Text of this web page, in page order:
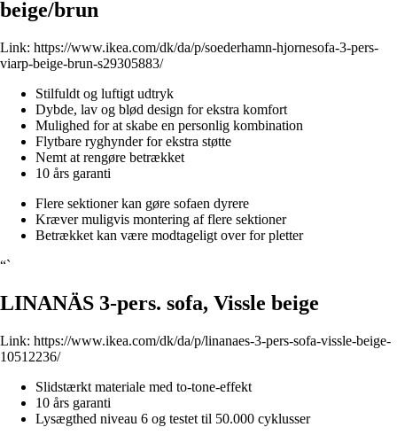
beige/brun
Link: https://www.ikea.com/dk/da/p/soederhamn-hjornesofa-3-pers-
viarp-beige-brun-s29305883/
Stilfuldt og luftigt udtryk
Dybde, lav og blød design for ekstra komfort
Mulighed for at skabe en personlig kombination
Flytbare ryghynder for ekstra støtte
Nemt at rengøre betrækket
10 års garanti
Flere sektioner kan gøre sofaen dyrere
Kræver muligvis montering af flere sektioner
Betrækket kan være modtageligt over for pletter
“`
LINANÄS 3-pers. sofa, Vissle beige
Link: https://www.ikea.com/dk/da/p/linanaes-3-pers-sofa-vissle-beige-
10512236/
Slidstærkt materiale med to-tone-effekt
10 års garanti
Lysægthed niveau 6 og testet til 50.000 cyklusser